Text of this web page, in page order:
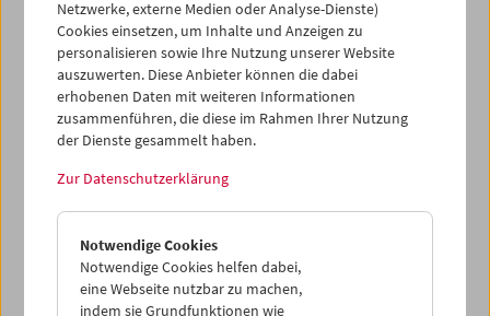
Einige Filme des Künstlerpaares werden in der Reihe
Unversöhnt. Filme mit, über, von Holger Meins – und
anderen im April im Filmmuseum zu sehen sein.
Shop
RetrospektiveUnversöhnt
Netzwerke, externe Medien oder Analyse-Dienste)
Cookies einsetzen, um Inhalte und Anzeigen zu
personalisieren sowie Ihre Nutzung unserer Website
auszuwerten. Diese Anbieter können die dabei
erhobenen Daten mit weiteren Informationen
zusammenführen, die diese im Rahmen Ihrer Nutzung
der Dienste gesammelt haben.
Zur Datenschutzerklärung
Notwendige Cookies
Notwendige Cookies helfen dabei,
eine Webseite nutzbar zu machen,
indem sie Grundfunktionen wie